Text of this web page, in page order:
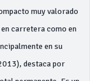
muy valorado
carretera como en
en su
destaca por